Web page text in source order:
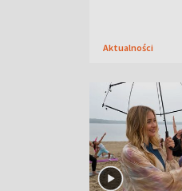
Aktualności